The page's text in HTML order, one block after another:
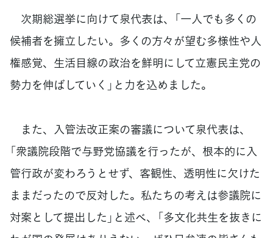
次期総選挙に向けて泉代表は、「一人でも多くの
候補者を擁立したい。多くの方々が望む多様性や人
権感覚、生活目線の政治を鮮明にして立憲民主党の
勢力を伸ばしていく」と力を込めました。
また、入管法改正案の審議について泉代表は、
「衆議院段階で与野党協議を行ったが、根本的に入
管行政が変わろうとせず、客観性、透明性に欠けた
ままだったので反対した。私たちの考えは参議院に
対案として提出した」と述べ、「多文化共生を抜きに